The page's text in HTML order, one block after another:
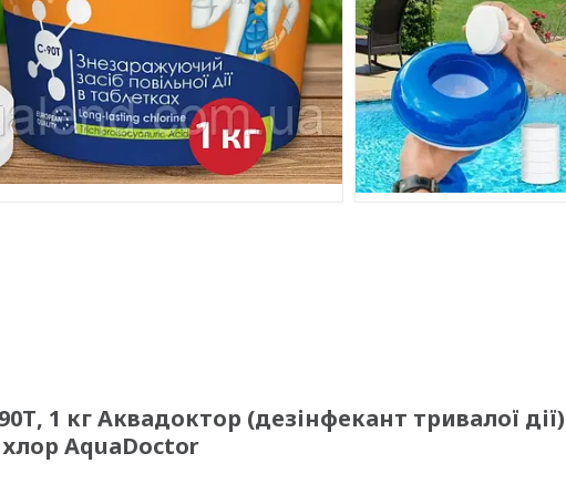
1 кг Аквадоктор (дезінфекант тривалої дії)
хлор AquaDoctor